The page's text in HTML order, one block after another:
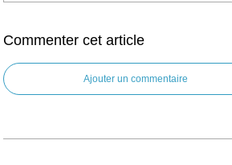
Commenter cet article
Ajouter un commentaire